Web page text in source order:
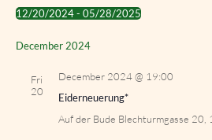
12/20/2024 - 05/28/2025
date.
December 2024
Fri
20
December 2024 @ 19:00
Eiderneuerung*
Auf der Bude Blechturmgasse 20,